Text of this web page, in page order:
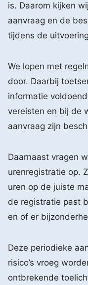
is. Daarom kijken
aanvraag en de
tijdens de
We lopen met
door. Daarbij
informatie
vereisten en bij de
aanvraag zijn
Daarnaast vragen
urenregistratie op.
uren op de juiste
de registratie past
en of er
Deze periodieke
risico’s vroeg
ontbrekende